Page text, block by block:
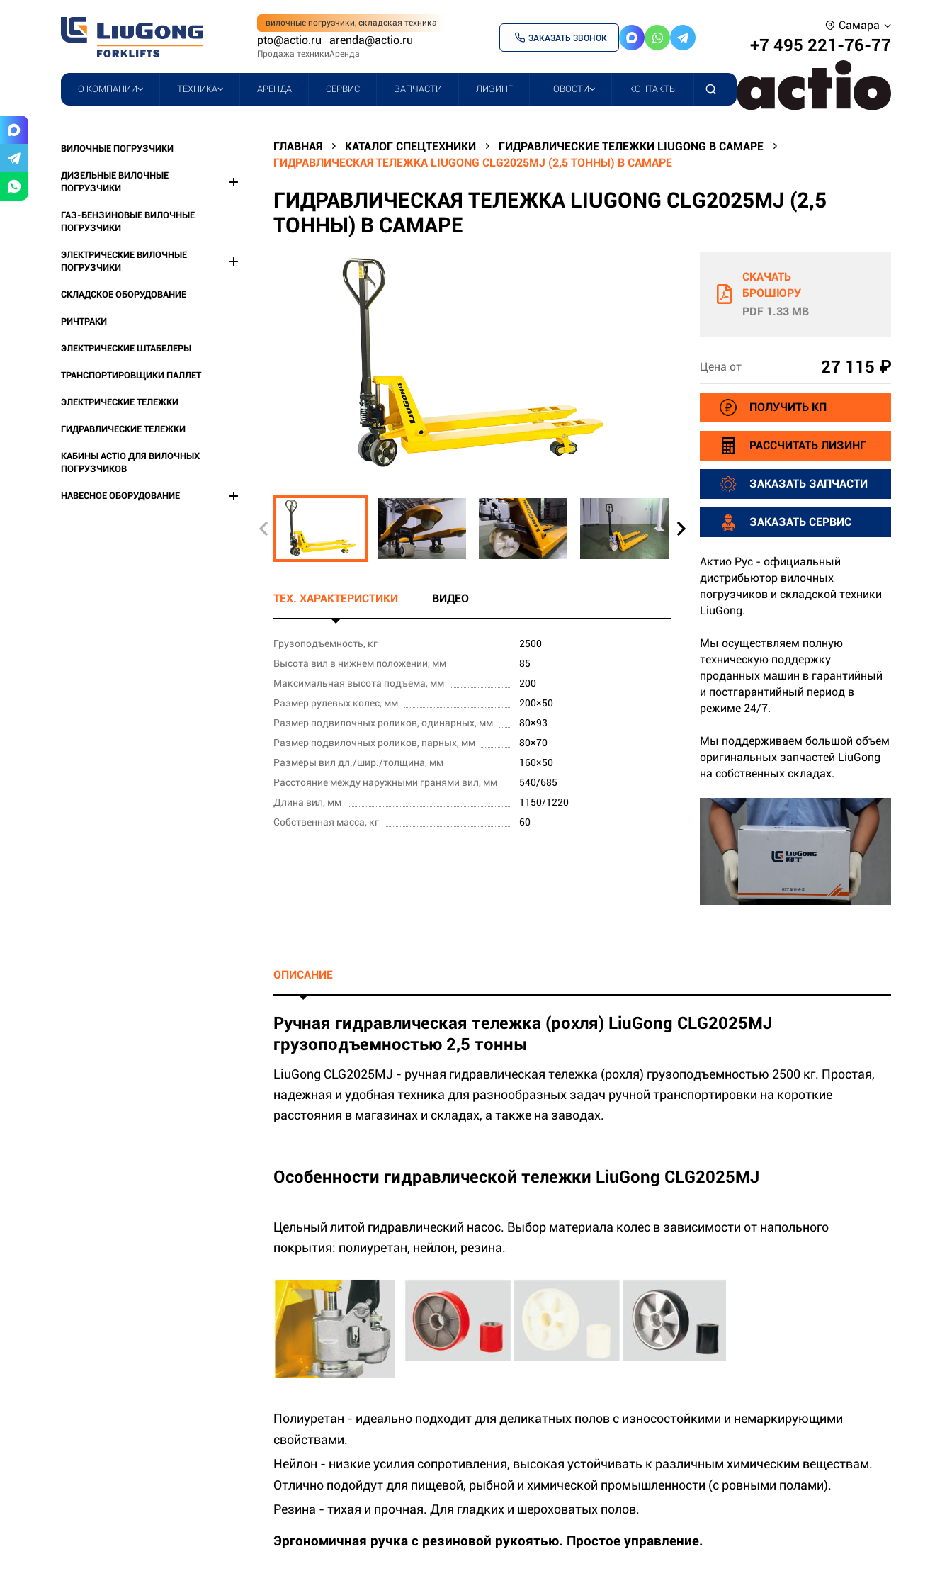
вилочные погрузчики, складская техника
pto@actio.ru
Продажа техники
arenda@actio.ru
Аренда
ЗАКАЗАТЬ ЗВОНОК
Самара
+7 495 221-76-77
О КОМПАНИИ ТЕХНИКА АРЕНДА СЕРВИС ЗАПЧАСТИ ЛИЗИНГ НОВОСТИ КОНТАКТЫ
ВИЛОЧНЫЕ ПОГРУЗЧИКИ
ДИЗЕЛЬНЫЕ ВИЛОЧНЫЕ
ПОГРУЗЧИКИ
ГАЗ-БЕНЗИНОВЫЕ ВИЛОЧНЫЕ
ПОГРУЗЧИКИ
ЭЛЕКТРИЧЕСКИЕ ВИЛОЧНЫЕ
ПОГРУЗЧИКИ
СКЛАДСКОЕ ОБОРУДОВАНИЕ
РИЧТРАКИ
ЭЛЕКТРИЧЕСКИЕ ШТАБЕЛЕРЫ
ТРАНСПОРТИРОВЩИКИ ПАЛЛЕТ
ЭЛЕКТРИЧЕСКИЕ ТЕЛЕЖКИ
ГИДРАВЛИЧЕСКИЕ ТЕЛЕЖКИ
КАБИНЫ ACTIO ДЛЯ ВИЛОЧНЫХ
ПОГРУЗЧИКОВ
НАВЕСНОЕ ОБОРУДОВАНИЕ
ГЛАВНАЯ КАТАЛОГ СПЕЦТЕХНИКИ
ГИДРАВЛИЧЕСКИЕ ТЕЛЕЖКИ LIUGONG В САМАРЕ
ГИДРАВЛИЧЕСКАЯ ТЕЛЕЖКА LIUGONG CLG2025MJ (2,5 ТОННЫ) В САМАРЕ
ГИДРАВЛИЧЕСКАЯ ТЕЛЕЖКА LIUGONG CLG2025MJ (2,5
ТОННЫ) В САМАРЕ
ТЕХ. ХАРАКТЕРИСТИКИ ВИДЕО
Грузоподъемность, кг
2500
Высота вил в нижнем положении, мм
85
Максимальная высота подъема, мм
200
Размер рулевых колес, мм
200×50
Размер подвилочных роликов, одинарных, мм
80×93
Размер подвилочных роликов, парных, мм
80×70
Размеры вил дл./шир./толщина, мм
160×50
Расстояние между наружными гранями вил, мм
540/685
Длина вил, мм
1150/1220
Собственная масса, кг
60
СКАЧАТЬ
БРОШЮРУ
PDF 1.33 MB
Цена от 27 115 ₽
ПОЛУЧИТЬ КП
РАССЧИТАТЬ ЛИЗИНГ
ЗАКАЗАТЬ ЗАПЧАСТИ
ЗАКАЗАТЬ СЕРВИС
Актио Рус - официальный
дистрибьютор вилочных
погрузчиков и складской техники
LiuGong.
Мы осуществляем полную
техническую поддержку
проданных машин в гарантийный
и постгарантийный период в
режиме 24/7.
Мы поддерживаем большой объем
оригинальных запчастей LiuGong
на собственных складах.
ОПИСАНИЕ
Ручная гидравлическая тележка (рохля) LiuGong CLG2025MJ
грузоподъемностью 2,5 тонны
LiuGong CLG2025MJ - ручная гидравлическая тележка (рохля) грузоподъемностью 2500 кг. Простая,
надежная и удобная техника для разнообразных задач ручной транспортировки на короткие
расстояния в магазинах и складах, а также на заводах.
Особенности гидравлической тележки LiuGong CLG2025MJ
Цельный литой гидравлический насос. Выбор материала колес в зависимости от напольного
покрытия: полиуретан, нейлон, резина.
Полиуретан - идеально подходит для деликатных полов с износостойкими и немаркирующими
свойствами.
Нейлон - низкие усилия сопротивления, высокая устойчивать к различным химическим веществам.
Отлично подойдут для пищевой, рыбной и химической промышленности (с ровными полами).
Резина - тихая и прочная. Для гладких и шероховатых полов.
Эргономичная ручка c резиновой рукоятью. Простое управление.